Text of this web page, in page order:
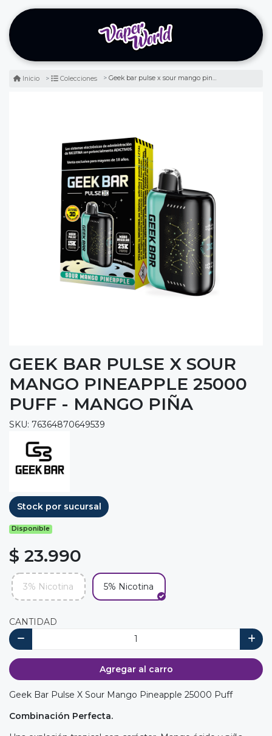
Inicio Colecciones Geek bar pulse x sour mango pineapple 25000 puff - mango piña
GEEK BAR PULSE X SOUR
MANGO PINEAPPLE 25000
PUFF - MANGO PIÑA
SKU: 76364870649539
Stock por sucursal
Disponible
$ 23.990
3% Nicotina 5% Nicotina
CANTIDAD
Agregar al carro
Geek Bar Pulse X Sour Mango Pineapple 25000 Puff
Combinación Perfecta.